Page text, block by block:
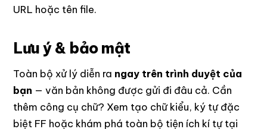
URL hoặc tên file.
Lưu ý & bảo mật
Toàn bộ xử lý diễn ra ngay trên trình duyệt của
bạn — văn bản không được gửi đi đâu cả. Cần
thêm công cụ chữ? Xem tạo chữ kiểu, ký tự đặc
biệt FF hoặc khám phá toàn bộ tiện ích kí tự tại